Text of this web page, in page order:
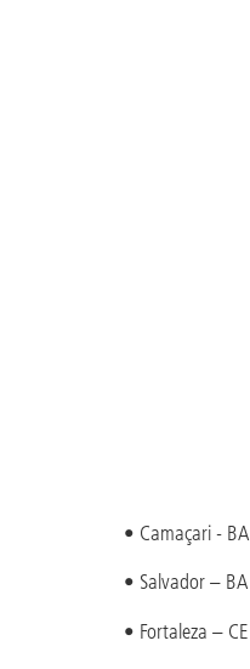
• Camaçari - BA
• Salvador – BA
• Fortaleza – CE